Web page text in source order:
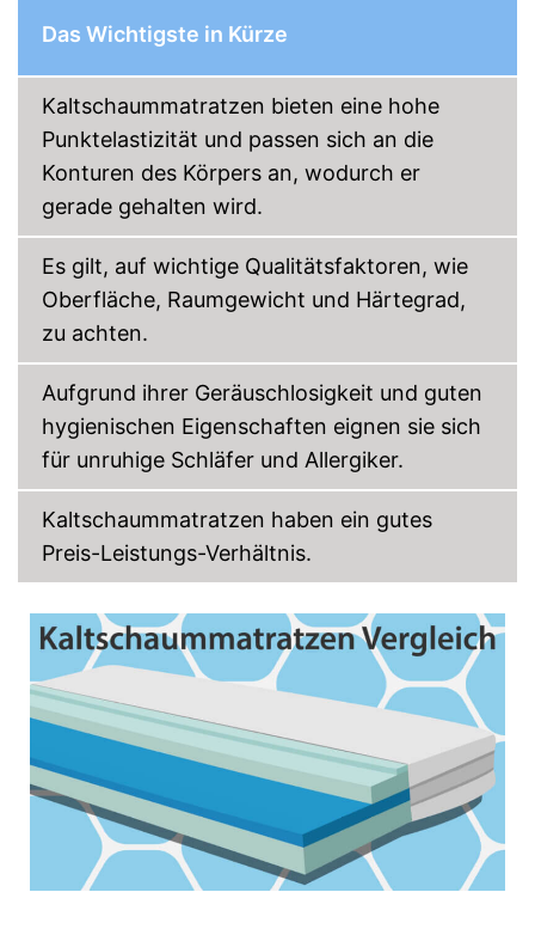
Schadstoffgeprüft
Allergikergeeignet
Vorteile
Amazon Lieferzeit
siehe Anbieter
Das Wichtigste in Kürze
Kaltschaummatratzen bieten eine hohe
Punktelastizität und passen sich an die
Konturen des Körpers an, wodurch er
gerade gehalten wird.
Es gilt, auf wichtige Qualitätsfaktoren, wie
Oberfläche, Raumgewicht und Härtegrad,
zu achten.
Aufgrund ihrer Geräuschlosigkeit und guten
hygienischen Eigenschaften eignen sie sich
für unruhige Schläfer und Allergiker.
Kaltschaummatratzen haben ein gutes
Preis-Leistungs-Verhältnis.